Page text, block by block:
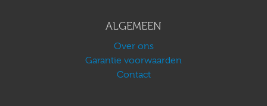
ALGEMEEN
Over ons
Garantie voorwaarden
Contact